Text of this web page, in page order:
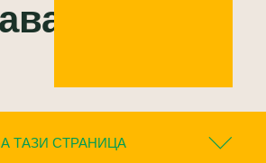
ТАЗИ СТРАНИЦА